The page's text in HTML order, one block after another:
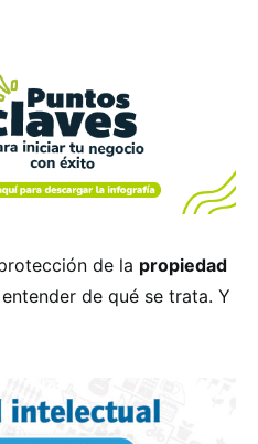
de la propiedad
de qué se trata. Y